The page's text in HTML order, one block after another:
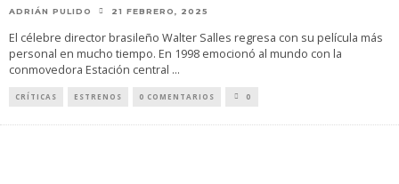
ADRIÁN PULIDO 21 FEBRERO, 2025
El célebre director brasileño Walter Salles regresa con su película más
personal en mucho tiempo. En 1998 emocionó al mundo con la
conmovedora Estación central ...
CRÍTICAS ESTRENOS 0 COMENTARIOS 0